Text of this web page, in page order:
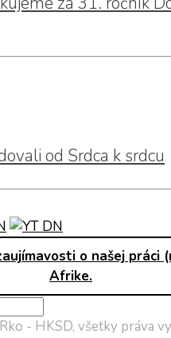
od Srdca k srdcu
o našej práci
Afrike.
- HKSD, všetky práva